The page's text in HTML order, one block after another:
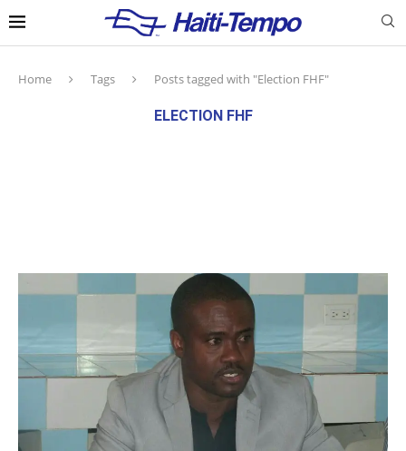
Home Tags Posts tagged with "Election FHF"
ELECTION FHF